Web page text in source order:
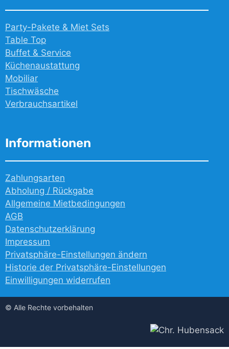
Party-Pakete & Miet Sets
Table Top
Buffet & Service
Küchenaustattung
Mobiliar
Tischwäsche
Verbrauchsartikel
Informationen
Zahlungsarten
Abholung / Rückgabe
Allgemeine Mietbedingungen
AGB
Datenschutzerklärung
Impressum
Privatsphäre-Einstellungen ändern
Historie der Privatsphäre-Einstellungen
Einwilligungen widerrufen
© Alle Rechte vorbehalten